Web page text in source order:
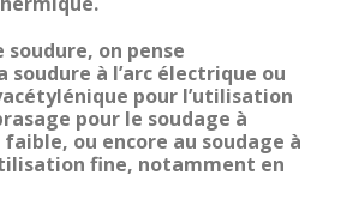
soudure, on pense
à l’arc électrique ou
pour l’utilisation
pour le soudage à
ou encore au soudage à
fine, notamment en